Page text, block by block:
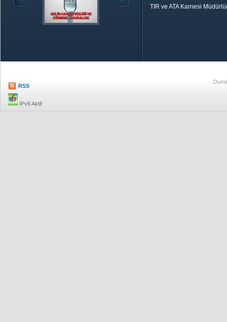
TIR ve ATA Karnesi
RSS
IPv6 Aktif